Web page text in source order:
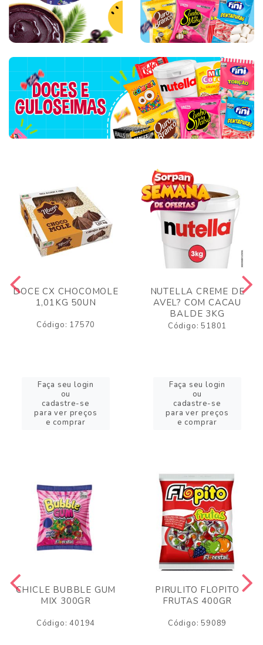
DOCE CX CHOCOMOLE
1,01KG 50UN
Código: 17570
Faça seu login
ou
cadastre-se
para ver preços
e comprar
NUTELLA CREME DE
AVEL? COM CACAU
BALDE 3KG
Código: 51801
Faça seu login
ou
cadastre-se
para ver preços
e comprar
CHICLE BUBBLE GUM
MIX 300GR
Código: 40194
PIRULITO FLOPITO
FRUTAS 400GR
Código: 59089